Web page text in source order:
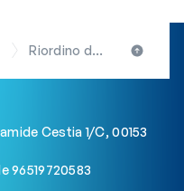
Riordino delle Professioni Sanitarie: audizione in videoconferenza del presidente D’Anna (FNOB) alla Camera dei Deputati
Cestia 1/C, 00153
96519720583